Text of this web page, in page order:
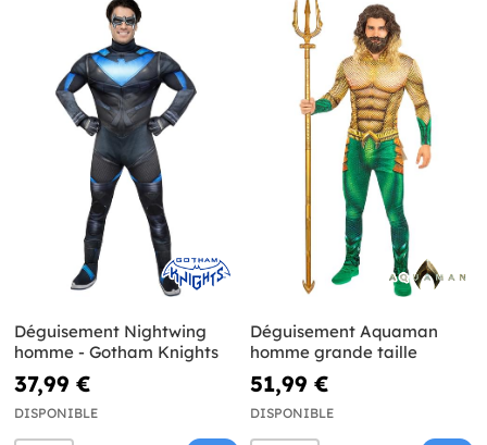
Déguisement Nightwing
homme - Gotham Knights
37,99 €
DISPONIBLE
Déguisement Aquaman
homme grande taille
51,99 €
DISPONIBLE